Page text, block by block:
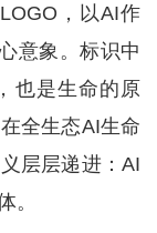
，以AI作
意象。标识中
也是生命的原
全生态AI生命
层层递进：AI
。